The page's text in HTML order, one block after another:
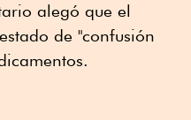
alegó que el
de "confusión